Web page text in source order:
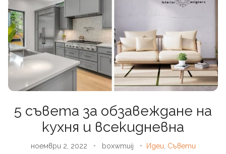
5 съвета за обзавеждане на
кухня и всекидневна
ноември 2, 2022 • boxwmuij • Идеи, Съвети